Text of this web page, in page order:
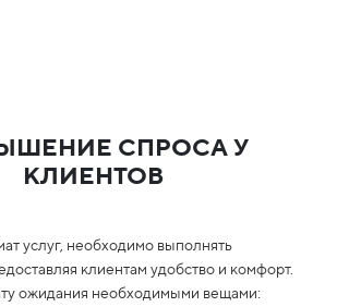
СПРОСА У
КЛИЕНТОВ
услуг, необходимо выполнять
клиентам удобство и комфорт.
ожидания необходимыми вещами: